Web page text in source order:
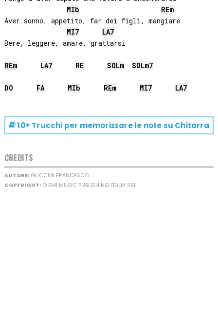
MIb
REm
Aver sonno, appetito, far dei figli, mangiare
MI7 LA7
Bere, leggere, amare, grattarsi
REm LA7 RE SOLm SOLm7
DO FA MIb REm MI7 LA7
10+ Trucchi per memorizzare le note su Chitarra
CREDITS
AUTORE:GUCCINI FRANCESCO
COPYRIGHT:© EMI MUSIC PUBLISHING ITALIA SRL